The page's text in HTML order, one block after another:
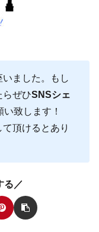
ました。もし
らぜひSNSシェ
致します！
頂けるとあり
る／